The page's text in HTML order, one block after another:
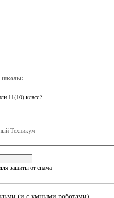
школы:
11(10) класс?
Техникум
защиты от спама